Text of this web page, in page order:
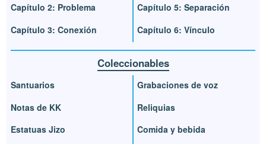
Capítulo 2: Problema
Capítulo 3: Conexión
Capítulo 5: Separación
Capítulo 6: Vínculo
Coleccionables
Santuarios
Notas de KK
Estatuas Jizo
Grabaciones de voz
Reliquias
Comida y bebida